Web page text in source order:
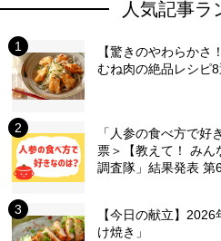
人気記事ラ
【驚きのやわらか
むね肉の絶品レシピ8
「人参の食べ方で
票＞【教えて！ みん
調査隊」結果発表 第
【今日の献立】
け焼き」